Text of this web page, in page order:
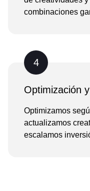
combinaciones
4
Optimización
Optimizamos
actualizamos
escalamos